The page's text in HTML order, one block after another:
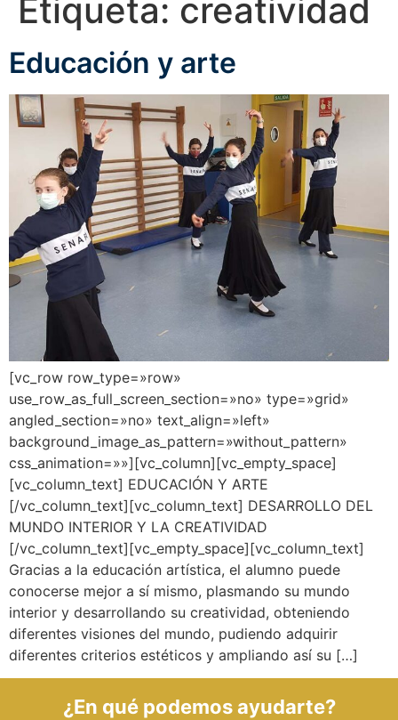
Etiqueta: creatividad
Educación y arte
[vc_row row_type=»row»
use_row_as_full_screen_section=»no» type=»grid»
angled_section=»no» text_align=»left»
background_image_as_pattern=»without_pattern»
css_animation=»»][vc_column][vc_empty_space]
[vc_column_text] EDUCACIÓN Y ARTE
[/vc_column_text][vc_column_text] DESARROLLO DEL
MUNDO INTERIOR Y LA CREATIVIDAD
[/vc_column_text][vc_empty_space][vc_column_text]
Gracias a la educación artística, el alumno puede
conocerse mejor a sí mismo, plasmando su mundo
interior y desarrollando su creatividad, obteniendo
diferentes visiones del mundo, pudiendo adquirir
diferentes criterios estéticos y ampliando así su […]
¿En qué podemos ayudarte?